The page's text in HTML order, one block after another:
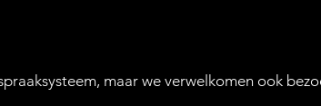
maar we verwelkomen ook